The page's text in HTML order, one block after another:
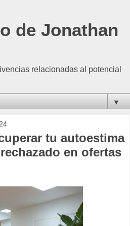
de Jonathan
relacionadas al potencial
▼
tu autoestima
en ofertas